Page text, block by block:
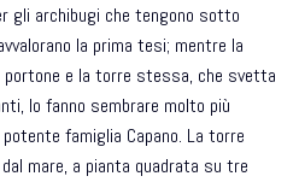
archibugi che tengono sotto
la prima tesi; mentre la
e la torre stessa, che svetta
lo fanno sembrare molto più
famiglia Capano. La torre
mare, a pianta quadrata su tre